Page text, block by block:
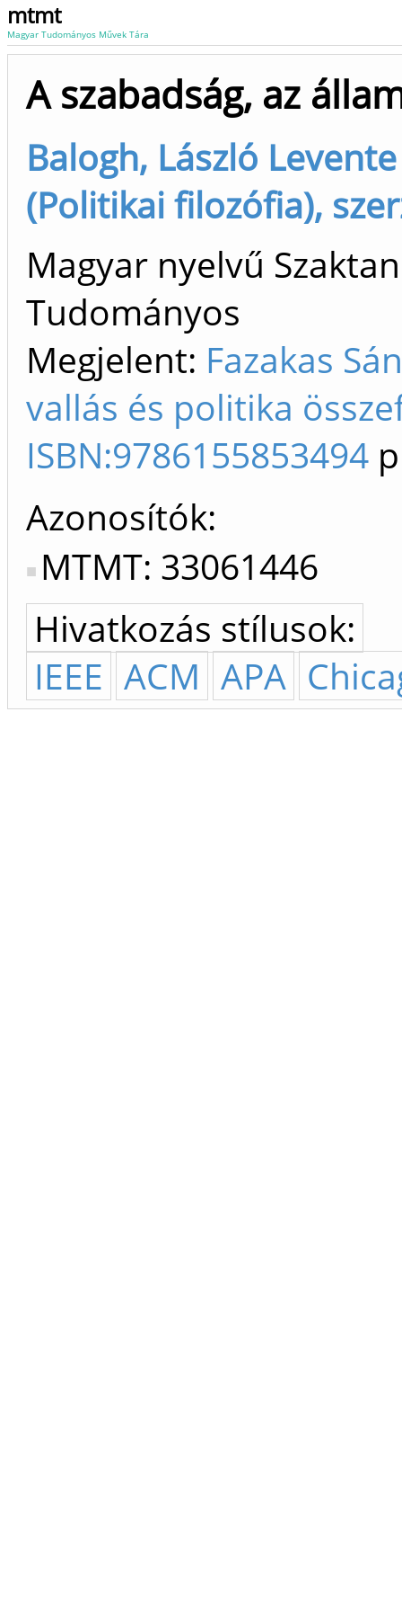
mtmt
Magyar Tudományos Művek Tára
A szabadság, az
Balogh, László
(Politikai filozófia),
Magyar nyelvű
Tudományos
Megjelent: Fazakas
vallás és politika
ISBN:9786155853494
Azonosítók
MTMT: 33061446
Hivatkozás stílusok:
IEEE ACM APA